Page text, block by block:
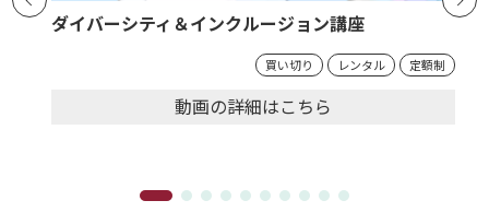
ダイバーシティ＆インクルージョン講座
買い切り レンタル 定額制
動画の詳細はこちら